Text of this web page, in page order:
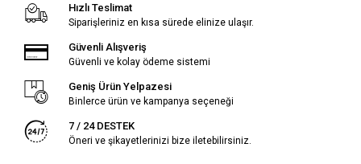
Hızlı Teslimat
Siparişleriniz en kısa sürede elinize ulaşır.
Güvenli Alışveriş
Güvenli ve kolay ödeme sistemi
Geniş Ürün Yelpazesi
Binlerce ürün ve kampanya seçeneği
7 / 24 DESTEK
Öneri ve şikayetlerinizi bize iletebilirsiniz.